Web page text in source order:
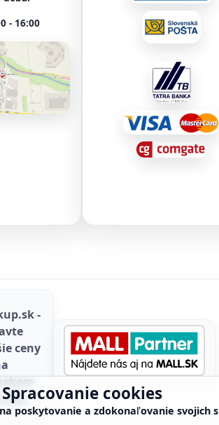
- 16:00
Spracovanie cookies
poskytovanie a zdokonaľovanie svojich